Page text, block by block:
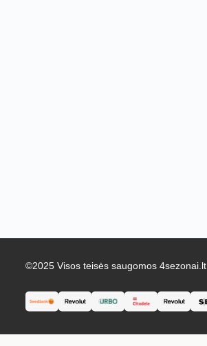
©2025 Visos teisės saugomos 4sezonai.lt